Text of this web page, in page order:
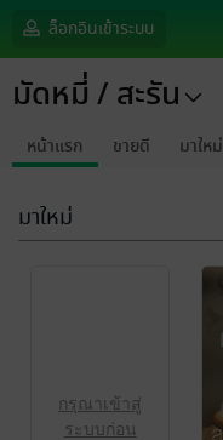
ล็อกอินเข้าระบบ
มัดหมี่ / สะรัน
หน้าแรก ขายดี มาใหม่
มาใหม่
กรุณาเข้าสู่
ระบบก่อน